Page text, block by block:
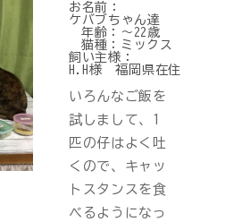
お名前：
ケバブちゃん達
年齢：
～22歳
猫種： ミックス
飼い主様：
H.H様 福岡県在住
いろんなご飯を
試しまして、1
匹の仔はよく吐
くので、キャッ
トスタンスを食
べるようになっ